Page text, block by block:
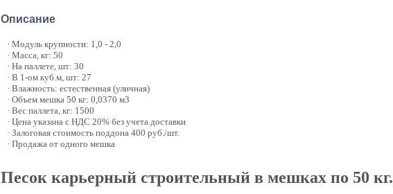
Описание
· Модуль крупности: 1,0 - 2,0
· Масса, кг: 50
· На паллете, шт: 30
· В 1-ом куб.м, шт: 27
· Влажность: естественная (уличная)
· Объем мешка 50 кг: 0,0370 м3
· Вес паллета, кг: 1500
· Цена указана с НДС 20% без учета доставки
· Залоговая стоимость поддона 400 руб./шт.
· Продажа от одного мешка
Песок карьерный строительный в мешках по 50 кг.